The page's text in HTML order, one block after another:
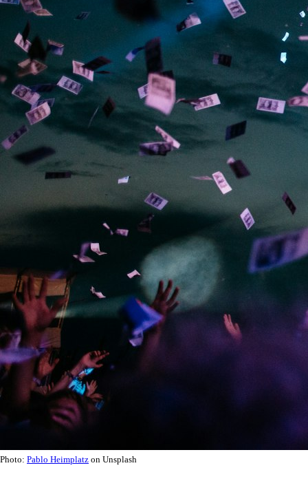
Photo: Pablo Heimplatz on Unsplash